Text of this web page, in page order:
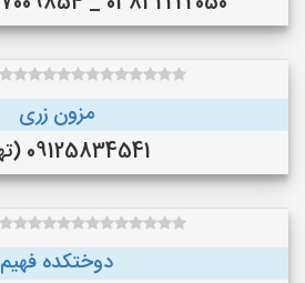
مزون زری
09125834541 (تهران)
دوختکده فهیم